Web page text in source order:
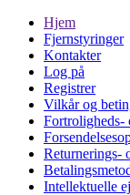
Hjem
Fjernstyringer
Kontakter
Log på
Registrer
Vilkår og
Returnerings-
Intellektuelle